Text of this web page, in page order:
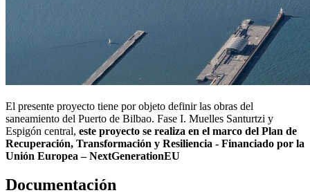
El presente proyecto tiene por objeto definir las obras del
saneamiento del Puerto de Bilbao. Fase I. Muelles Santurtzi y
Espigón central, este proyecto se realiza en el marco del Plan de
Recuperación, Transformación y Resiliencia - Financiado por la
Unión Europea – NextGenerationEU
Documentación